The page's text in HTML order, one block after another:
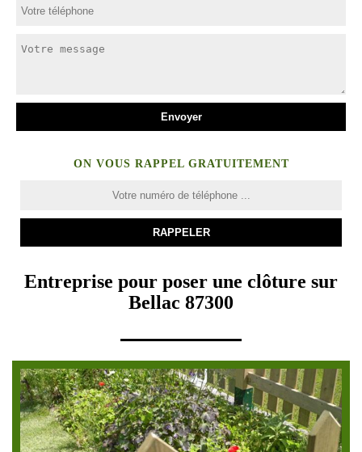
ON VOUS RAPPEL GRATUITEMENT
Entreprise pour poser une clôture sur
Bellac 87300